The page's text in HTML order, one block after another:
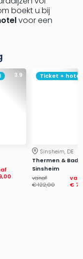
boekt u bij
voor een
3.9 Ticket + hotel
Sinsheim, DE
Thermen &
Sinsheim
vanaf
€ 122,00
€